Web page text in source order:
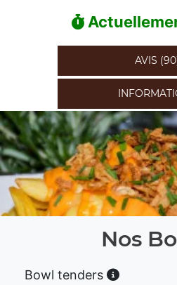
AVIS
Nos
Bowl tenders